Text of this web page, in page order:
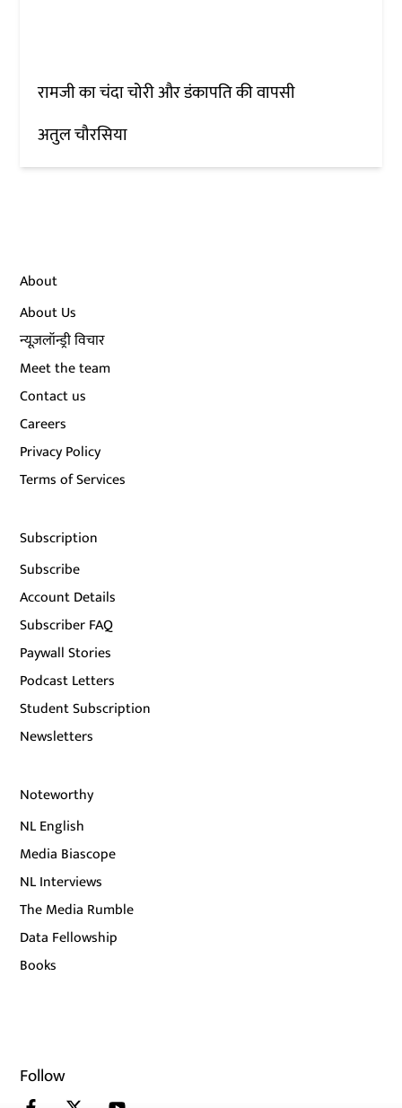
रामजी का चंदा चोरी और डंकापति की वापसी
अतुल चौरसिया
About
About Us
न्यूज़लॉन्ड्री विचार
Meet the team
Contact us
Careers
Privacy Policy
Terms of Services
Subscription
Subscribe
Account Details
Subscriber FAQ
Paywall Stories
Podcast Letters
Student Subscription
Newsletters
Noteworthy
NL English
Media Biascope
NL Interviews
The Media Rumble
Data Fellowship
Books
Follow